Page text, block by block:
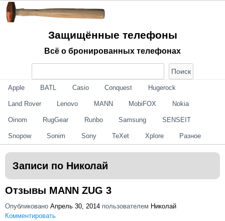
Не найден (-а, -о)
Защищённые телефоны
Всё о бронированных телефонах
Не найден (-а, -о)
Apple BATL Casio Conquest Hugerock
Land Rover Lenovo MANN MobiFOX Nokia
Oinom RugGear Runbo Samsung SENSEIT
Snopow Sonim Sony TeXet Xplore Разное
Записи по Николай
Отзывы MANN ZUG 3
Опубликовано Апрель 30, 2014 пользователем Николай
Комментировать